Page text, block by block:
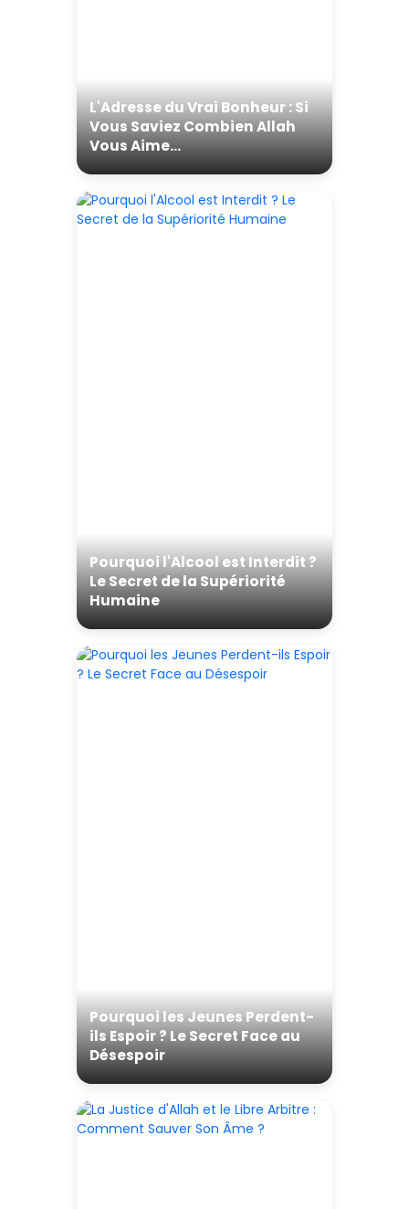
L'Adresse du Vrai Bonheur : Si
Vous Saviez Combien Allah
Vous Aime...
Pourquoi l'Alcool est Interdit ?
Le Secret de la Supériorité
Humaine
Pourquoi les Jeunes Perdent-
ils Espoir ? Le Secret Face au
Désespoir